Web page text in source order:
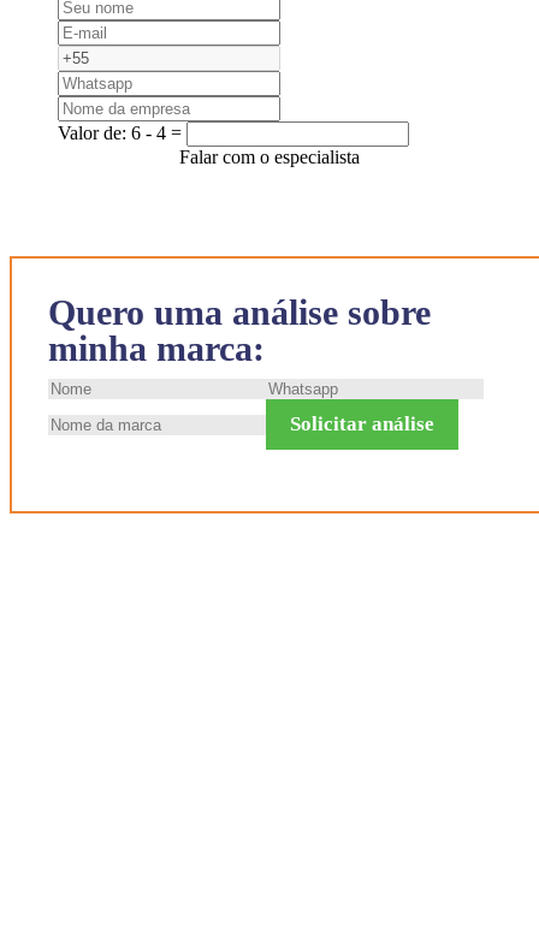
Quero uma análise sobre
minha marca:
Solicitar análise
Valor de: 6 - 4 =
Falar com o especialista